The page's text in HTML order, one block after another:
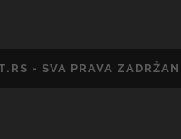
- SVA PRAVA